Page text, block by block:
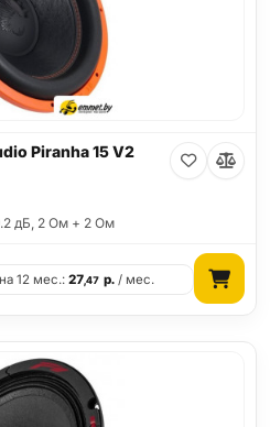
Piranha 15 V2
дБ, 2 Ом + 2 Ом
12 мес.:27,47 р./ мес.